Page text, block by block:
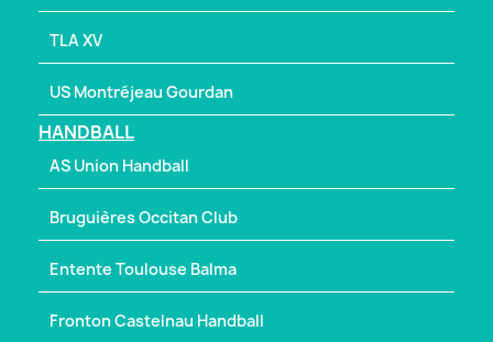
TLA XV
US Montréjeau Gourdan
HANDBALL
AS Union Handball
Bruguières Occitan Club
Entente Toulouse Balma
Fronton Castelnau Handball